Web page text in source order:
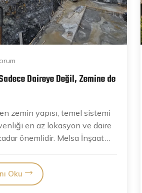
Daireye Değil, Zemine de
zemin yapısı, temel sistemi
en az lokasyon ve daire
önemlidir. Melsa İnşaat
Oku